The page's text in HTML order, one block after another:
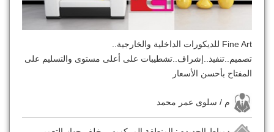
Fine Art للديكورات الداخلية والخارجية..
تصميم..تنفيذ..إشراف..تشطيبات على أعلى مستوى والتسليم على
المفتاح بأحسن الأسعار
م / سلوى عمر محمد